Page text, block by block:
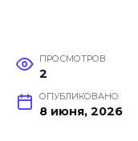
ПРОСМОТРОВ
2
ОПУБЛИКОВАНО
8 июня, 2026